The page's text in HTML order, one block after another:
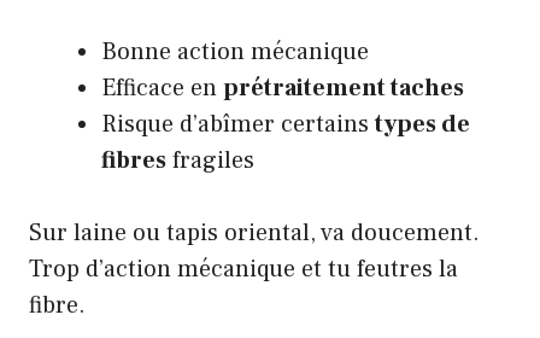
Bonne action mécanique
Efficace enprétraitement taches
Risque d’abîmer certainstypes de
fibresfragiles
Sur laine ou tapis oriental, va doucement.
Trop d’action mécanique et tu feutres la
fibre.